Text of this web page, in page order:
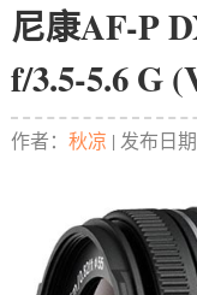
尼康AF-P
f/3.5-5.6 G
作者： 秋凉 | 发布日期